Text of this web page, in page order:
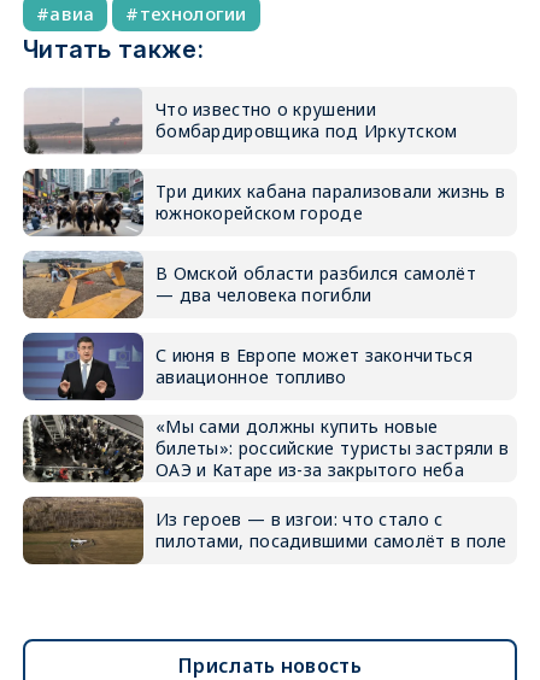
авиа технологии
Читать также:
Что известно о крушении
бомбардировщика под Иркутском
Три диких кабана парализовали жизнь в
южнокорейском городе
В Омской области разбился самолёт
— два человека погибли
С июня в Европе может закончиться
авиационное топливо
«Мы сами должны купить новые
билеты»: российские туристы застряли в
ОАЭ и Катаре из-за закрытого неба
Из героев — в изгои: что стало с
пилотами, посадившими самолёт в поле
Прислать новость